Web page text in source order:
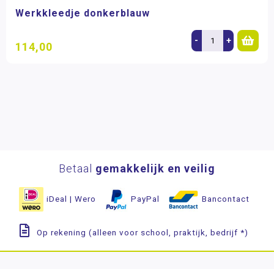
Werkkleedje donkerblauw
114,00 - +
Betaal gemakkelijk en veilig
iDeal | Wero PayPal Bancontact
Op rekening (alleen voor school, praktijk, bedrijf *)